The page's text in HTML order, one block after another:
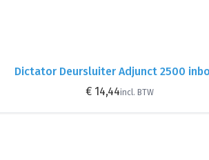
Dictator Deursluiter Adjunct 2500
€ 14,44incl. BTW